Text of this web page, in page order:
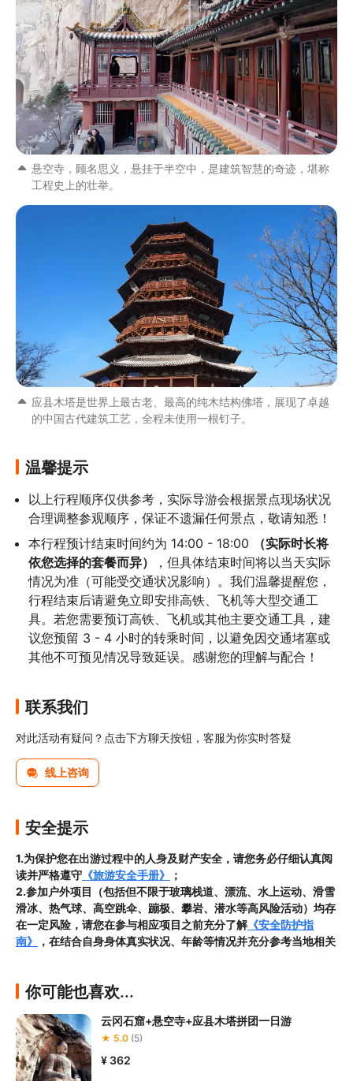
悬空寺，顾名思义，悬挂于半空中，是建筑智慧的奇迹，堪称
工程史上的壮举。
应县木塔是世界上最古老、最高的纯木结构佛塔，展现了卓越
的中国古代建筑工艺，全程未使用一根钉子。
温馨提示
以上行程顺序仅供参考，实际导游会根据景点现场状况
合理调整参观顺序，保证不遗漏任何景点，敬请知悉！
本行程预计结束时间约为 14:00 - 18:00
（实际时长将
依您选择的套餐而异）
，但具体结束时间将以当天实际
情况为准（可能受交通状况影响）。我们温馨提醒您，
行程结束后请避免立即安排高铁、飞机等大型交通工
具。若您需要预订高铁、飞机或其他主要交通工具，建
议您预留 3 - 4 小时的转乘时间，以避免因交通堵塞或
其他不可预见情况导致延误。感谢您的理解与配合！
联系我们
对此活动有疑问？点击下方聊天按钮，客服为你实时答疑
线上咨询
安全提示
1.为保护您在出游过程中的人身及财产安全，请您务必仔细认真阅
读并严格遵守 《旅游安全手册》
；
2.参加户外项目（包括但不限于玻璃栈道、漂流、水上运动、滑雪
滑冰、热气球、高空跳伞、蹦极、攀岩、潜水等高风险活动）均存
在一定风险，请您在参与相应项目之前充分了解《安全防护指
南》
，在结合自身身体真实状况、年龄等情况并充分参考当地相关
患者及严重恐高、体质较弱的游客参加本产品内包含的项目，
给旅行社造成损失的，还需对旅行社进行全额赔偿；
4.因本产品内可能包含多个旅游项目，请您在
服工作人员沟通了解本产品内各项目的准入年龄、准入身高及准入
体重等准入要求
你可能也喜欢...
云冈石窟+悬空寺+应县木塔拼团一日游
★ 5.0 (5)
¥ 362